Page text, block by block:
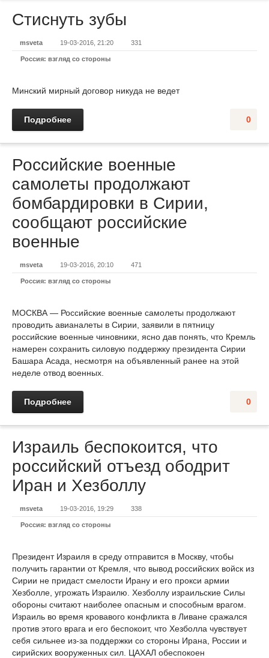
Стиснуть зубы
msveta 19-03-2016, 21:20 331
Россия: взгляд со стороны
Минский мирный договор никуда не ведет
0
Подробнее
Российские военные
самолеты продолжают
бомбардировки в Сирии,
сообщают российские
военные
msveta 19-03-2016, 20:10 471
Россия: взгляд со стороны
МОСКВА — Российские военные самолеты продолжают
проводить авианалеты в Сирии, заявили в пятницу
российские военные чиновники, ясно дав понять, что Кремль
намерен сохранить силовую поддержку президента Сирии
Башара Асада, несмотря на объявленный ранее на этой
неделе отвод военных.
0
Подробнее
Израиль беспокоится, что
российский отъезд ободрит
Иран и Хезболлу
msveta 19-03-2016, 19:29 338
Россия: взгляд со стороны
Президент Израиля в среду отправится в Москву, чтобы
получить гарантии от Кремля, что вывод российских войск из
Сирии не придаст смелости Ирану и его прокси армии
Хезболле, угрожать Израилю. Хезболлу израильские Силы
обороны считают наиболее опасным и способным врагом.
Израиль во время кровавого конфликта в Ливане сражался
против этого врага и его беспокоит, что Хезболла чувствует
себя сильнее из-за поддержки со стороны Ирана, России и
сирийских вооруженных сил. ЦАХАЛ обеспокоен